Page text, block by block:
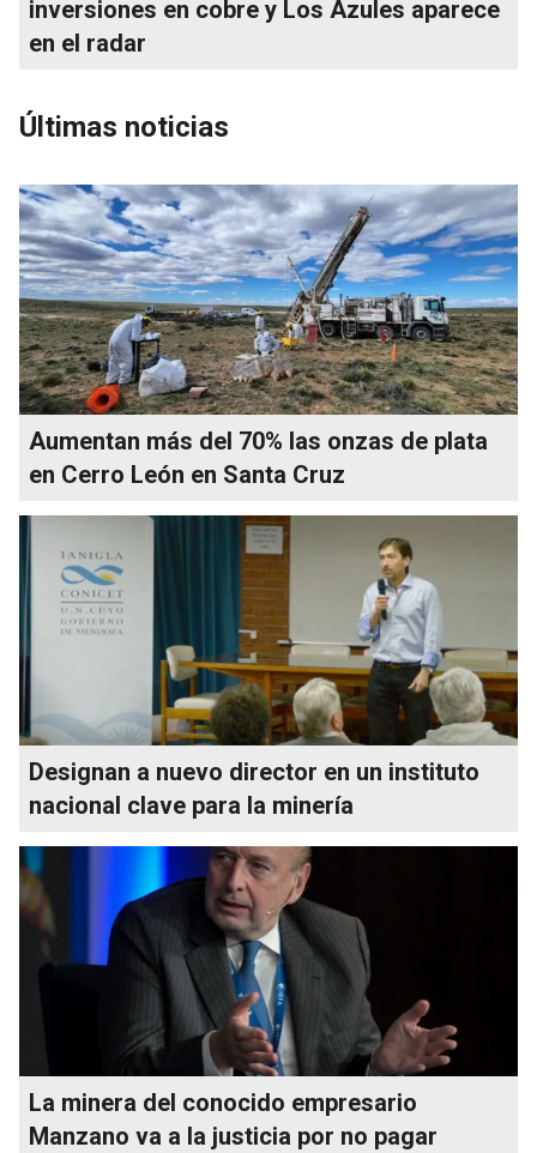
inversiones en cobre y Los Azules aparece
en el radar
Últimas noticias
Aumentan más del 70% las onzas de plata
en Cerro León en Santa Cruz
Designan a nuevo director en un instituto
nacional clave para la minería
La minera del conocido empresario
Manzano va a la justicia por no pagar